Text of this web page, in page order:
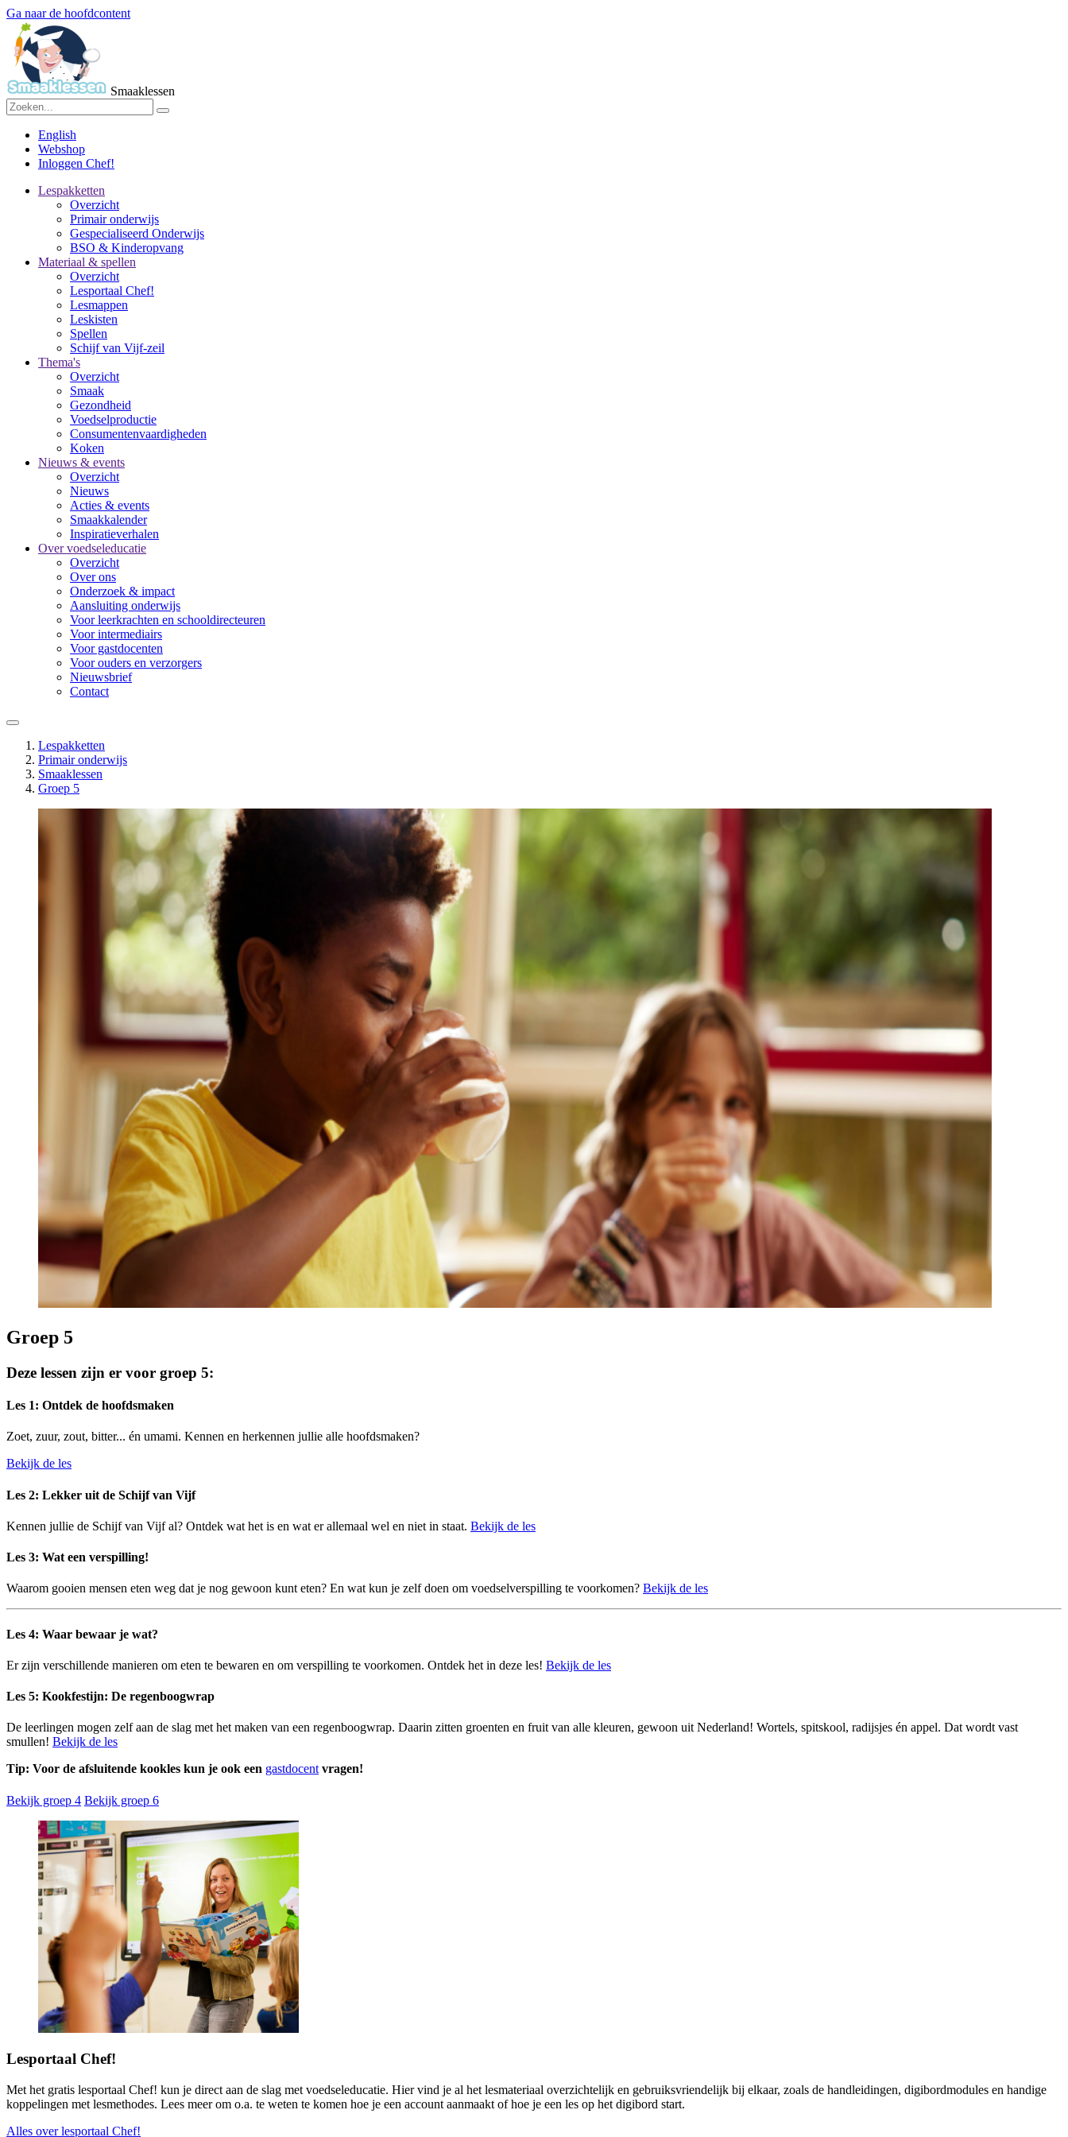
Ga naar de hoofdcontent
Smaaklessen
English
Webshop
Inloggen Chef!
Lespakketten
Overzicht
Primair onderwijs
Gespecialiseerd Onderwijs
BSO & Kinderopvang
Materiaal & spellen
Overzicht
Lesportaal Chef!
Lesmappen
Leskisten
Spellen
Schijf van Vijf-zeil
Thema's
Overzicht
Smaak
Gezondheid
Voedselproductie
Consumentenvaardigheden
Koken
Nieuws & events
Overzicht
Nieuws
Acties & events
Smaakkalender
Inspiratieverhalen
Over voedseleducatie
Overzicht
Over ons
Onderzoek & impact
Aansluiting onderwijs
Voor leerkrachten en schooldirecteuren
Voor intermediairs
Voor gastdocenten
Voor ouders en verzorgers
Nieuwsbrief
Contact
Lespakketten
Primair onderwijs
Smaaklessen
Groep 5
Groep 5
Deze lessen zijn er voor groep 5:
Les 1: Ontdek de hoofdsmaken
Zoet, zuur, zout, bitter... én umami. Kennen en herkennen jullie alle hoofdsmaken?
Bekijk de les
Les 2: Lekker uit de Schijf van Vijf
Kennen jullie de Schijf van Vijf al? Ontdek wat het is en wat er allemaal wel en niet in staat. Bekijk de les
Les 3: Wat een verspilling!
Waarom gooien mensen eten weg dat je nog gewoon kunt eten? En wat kun je zelf doen om voedselverspilling te voorkomen? Bekijk de les
Les 4: Waar bewaar je wat?
Er zijn verschillende manieren om eten te bewaren en om verspilling te voorkomen. Ontdek het in deze les! Bekijk de les
Les 5: Kookfestijn: De regenboogwrap
De leerlingen mogen zelf aan de slag met het maken van een regenboogwrap. Daarin zitten groenten en fruit van alle kleuren, gewoon uit Nederland! Wortels, spitskool, radijsjes én appel. Dat wordt vast
smullen! Bekijk de les
Tip: Voor de afsluitende kookles kun je ook een gastdocentvragen!
Bekijk groep 4 Bekijk groep 6
Lesportaal Chef!
Met het gratis lesportaal Chef! kun je direct aan de slag met voedseleducatie. Hier vind je al het lesmateriaal overzichtelijk en gebruiksvriendelijk bij elkaar, zoals de handleidingen, digibordmodules en handige
koppelingen met lesmethodes. Lees meer om o.a. te weten te komen hoe je een account aanmaakt of hoe je een les op het digibord start.
Alles over lesportaal Chef!